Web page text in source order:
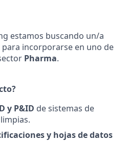
estamos buscando un/a
para incorporarse en uno de
Pharma.
y P&ID de sistemas de
y hojas de datos